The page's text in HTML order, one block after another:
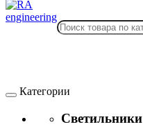
Категории
Светильники